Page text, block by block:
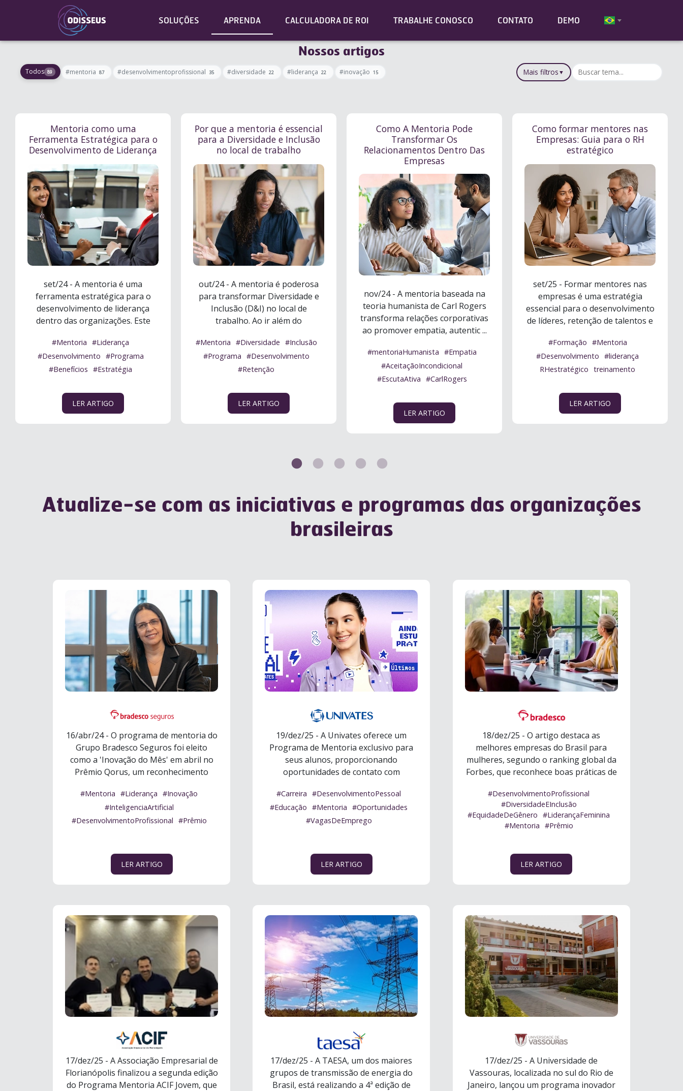
SOLUÇÕES APRENDA CALCULADORA DE ROI TRABALHE CONOSCO CONTATO DEMO
Nossos artigos
Todos 89 #mentoria 87 #desenvolvimentoprofissional 35 #diversidade 22 #liderança 22 #inovação 15 Mais filtros ▼
Mentoria como uma
Ferramenta Estratégica para o
Desenvolvimento de Liderança
set/24 - A mentoria é uma
ferramenta estratégica para o
desenvolvimento de liderança
dentro das organizações. Este
#Mentoria #Liderança
#Desenvolvimento #Programa
#Benefícios #Estratégia
LER ARTIGO
Por que a mentoria é essencial
para a Diversidade e Inclusão
no local de trabalho
out/24 - A mentoria é poderosa
para transformar Diversidade e
Inclusão (D&I) no local de
trabalho. Ao ir além do
#Mentoria #Diversidade #Inclusão
#Programa #Desenvolvimento
#Retenção
LER ARTIGO
Como A Mentoria Pode
Transformar Os
Relacionamentos Dentro Das
Empresas
nov/24 - A mentoria baseada na
teoria humanista de Carl Rogers
transforma relações corporativas
ao promover empatia, autentic ...
#mentoriaHumanista #Empatia
#AceitaçãoIncondicional
#EscutaAtiva #CarlRogers
LER ARTIGO
Como formar mentores nas
Empresas: Guia para o RH
estratégico
set/25 - Formar mentores nas
empresas é uma estratégia
essencial para o desenvolvimento
de líderes, retenção de talentos e
#Formação #Mentoria
#Desenvolvimento #liderança
RHestratégico treinamento
LER ARTIGO
Atualize-se com as iniciativas e programas das organizações
brasileiras
16/abr/24 - O programa de mentoria do
Grupo Bradesco Seguros foi eleito
como a 'Inovação do Mês' em abril no
Prêmio Qorus, um reconhecimento
#Mentoria #Liderança #Inovação
#InteligenciaArtificial
#DesenvolvimentoProfissional #Prêmio
LER ARTIGO
19/dez/25 - A Univates oferece um
Programa de Mentoria exclusivo para
seus alunos, proporcionando
oportunidades de contato com
#Carreira
#DesenvolvimentoPessoal
#Educação
#Mentoria
#Oportunidades
#VagasDeEmprego
LER ARTIGO
18/dez/25 - O artigo destaca as
melhores empresas do Brasil para
mulheres, segundo o ranking global da
Forbes, que reconhece boas práticas de
#DesenvolvimentoProfissional
#DiversidadeEInclusão
#EquidadeDeGênero #LiderançaFeminina
#Mentoria #Prêmio
LER ARTIGO
17/dez/25 - A Associação Empresarial de
Florianópolis finalizou a segunda edição
do Programa Mentoria ACIF Jovem, que
17/dez/25 - A TAESA, um dos maiores
grupos de transmissão de energia do
Brasil, está realizando a 4ª edição de
17/dez/25 - A Universidade de
Vassouras, localizada no sul do Rio de
Janeiro, lançou um programa inovador